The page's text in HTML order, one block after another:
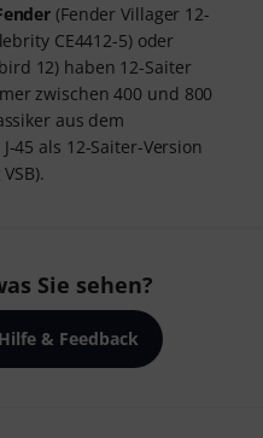
(Fender Villager 12-
CE4412-5) oder
12) haben 12-Saiter
zwischen 400 und 800
aus dem
J-45 als 12-Saiter-Version
Sie sehen?
Hilfe & Feedback